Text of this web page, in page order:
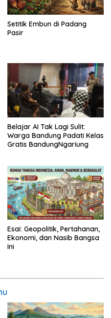
Setitik Embun di Padang
Pasir
Belajar AI Tak Lagi Sulit:
Warga Bandung Padati Kelas
Gratis BandungNgariung
Esai: Geopolitik, Pertahanan,
Ekonomi, dan Nasib Bangsa
Ini